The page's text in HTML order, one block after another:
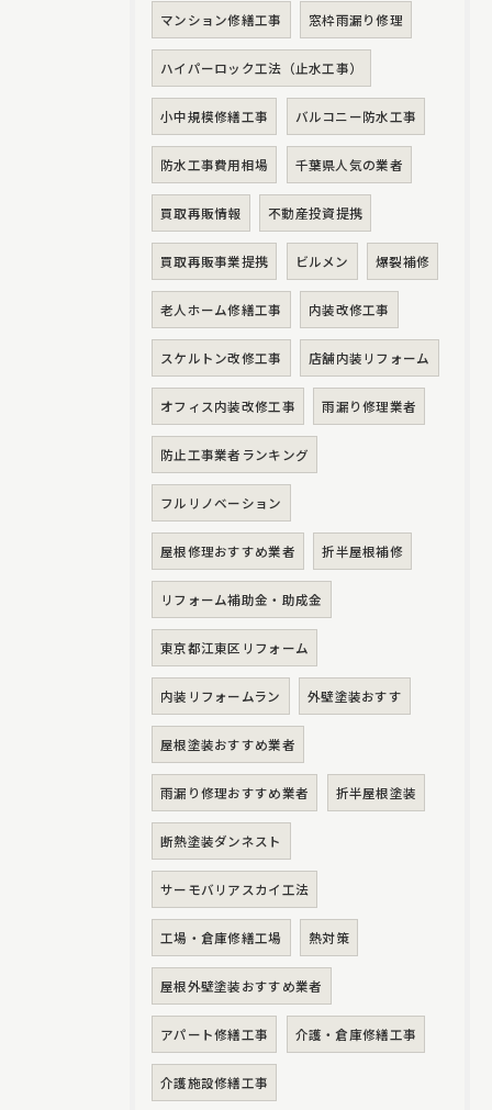
マンション修繕工事 窓枠雨漏り修理
ハイパーロック工法（止水工事）
小中規模修繕工事 バルコニー防水工事
防水工事費用相場 千葉県人気の業者
買取再販情報 不動産投資提携
買取再販事業提携 ビルメン 爆裂補修
老人ホーム修繕工事 内装改修工事
スケルトン改修工事 店舗内装リフォーム
オフィス内装改修工事 雨漏り修理業者
防止工事業者ランキング
フルリノベーション
屋根修理おすすめ業者 折半屋根補修
リフォーム補助金・助成金
東京都江東区リフォーム
内装リフォームラン 外壁塗装おすす
屋根塗装おすすめ業者
雨漏り修理おすすめ業者 折半屋根塗装
断熱塗装ダンネスト
サーモバリアスカイ工法
工場・倉庫修繕工場 熱対策
屋根外壁塗装おすすめ業者
アパート修繕工事 介護・倉庫修繕工事
介護施設修繕工事